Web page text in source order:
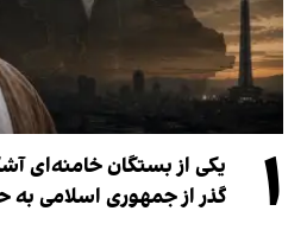
۱
یکی از بستگان خامنه‌ای
گذر از جمهوری اسلامی